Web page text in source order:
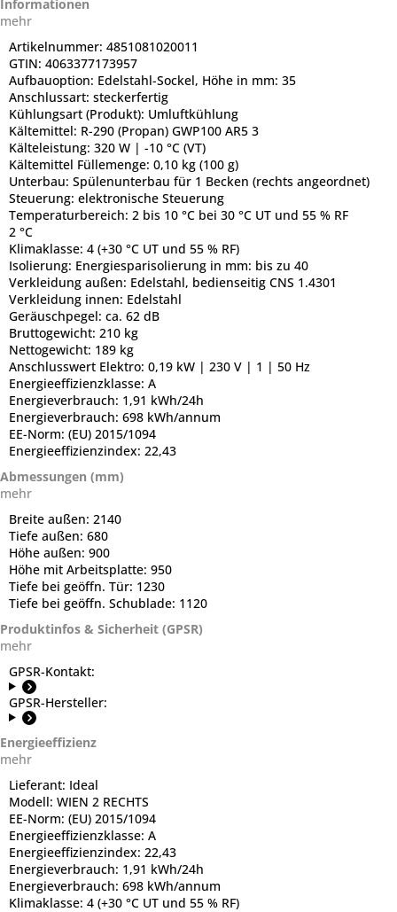
Informationen
mehr
Artikelnummer: 4851081020011
GTIN: 4063377173957
Aufbauoption: Edelstahl-Sockel, Höhe in mm: 35
Anschlussart: steckerfertig
Kühlungsart (Produkt): Umluftkühlung
Kältemittel: R-290 (Propan) GWP100 AR5 3
Kälteleistung: 320 W | -10 °C (VT)
Kältemittel Füllemenge: 0,10 kg (100 g)
Unterbau: Spülenunterbau für 1 Becken (rechts angeordnet)
Steuerung: elektronische Steuerung
Temperaturbereich: 2 bis 10 °C bei 30 °C UT und 55 % RF
2 °C
Klimaklasse: 4 (+30 °C UT und 55 % RF)
Isolierung: Energiesparisolierung in mm: bis zu 40
Verkleidung außen: Edelstahl, bedienseitig CNS 1.4301
Verkleidung innen: Edelstahl
Geräuschpegel: ca. 62 dB
Bruttogewicht: 210 kg
Nettogewicht: 189 kg
Anschlusswert Elektro: 0,19 kW | 230 V | 1 | 50 Hz
Energieeffizienzklasse: A
Energieverbrauch: 1,91 kWh/24h
Energieverbrauch: 698 kWh/annum
EE-Norm: (EU) 2015/1094
Energieeffizienzindex: 22,43
Abmessungen (mm)
mehr
Breite außen: 2140
Tiefe außen: 680
Höhe außen: 900
Höhe mit Arbeitsplatte: 950
Tiefe bei geöffn. Tür: 1230
Tiefe bei geöffn. Schublade: 1120
Produktinfos & Sicherheit (GPSR)
mehr
GPSR-Kontakt:
GPSR-Hersteller:
Energieeffizienz
mehr
Lieferant: Ideal
Modell: WIEN 2 RECHTS
EE-Norm: (EU) 2015/1094
Energieeffizienzklasse: A
Energieeffizienzindex: 22,43
Energieverbrauch: 1,91 kWh/24h
Energieverbrauch: 698 kWh/annum
Klimaklasse: 4 (+30 °C UT und 55 % RF)